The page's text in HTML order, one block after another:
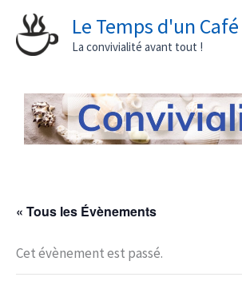
Aller
contenu
Le Temps d'un Café
La convivialité avant tout !
« Tous les Évènements
Cet évènement est passé.